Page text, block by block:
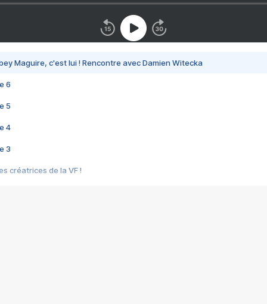
Maguire, c'est lui ! Rencontre avec Damien Witecka
6
5
4
3
créatrices de la VF !